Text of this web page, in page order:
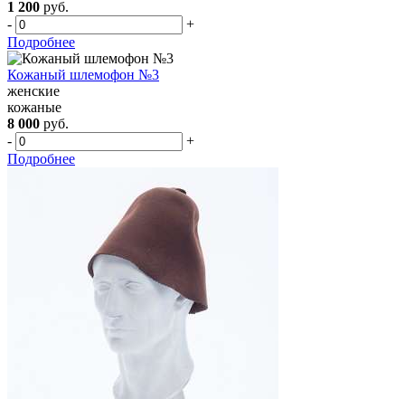
1 200 руб.
-
+
Подробнее
Кожаный шлемофон №3
женские
кожаные
8 000 руб.
-
+
Подробнее